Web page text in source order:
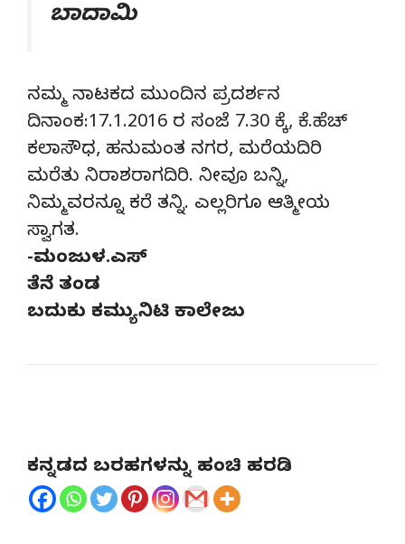
ಬಾದಾಮಿ
ನಮ್ಮ ನಾಟಕದ ಮುಂದಿನ ಪ್ರದರ್ಶನ
ದಿನಾಂಕ:17.1.2016 ರ ಸಂಜೆ 7.30 ಕ್ಕೆ, ಕೆ.ಹೆಚ್
ಕಲಾಸೌಧ, ಹನುಮಂತ ನಗರ, ಮರೆಯದಿರಿ
ಮರೆತು ನಿರಾಶರಾಗದಿರಿ. ನೀವೂ ಬನ್ನಿ,
ನಿಮ್ಮವರನ್ನೂ ಕರೆ ತನ್ನಿ. ಎಲ್ಲರಿಗೂ ಆತ್ಮೀಯ
ಸ್ವಾಗತ.
-ಮಂಜುಳ.ಎಸ್
ತೆನೆ ತಂಡ
ಬದುಕು ಕಮ್ಯುನಿಟಿ ಕಾಲೇಜು
ಕನ್ನಡದ ಬರಹಗಳನ್ನು ಹಂಚಿ ಹರಡಿ